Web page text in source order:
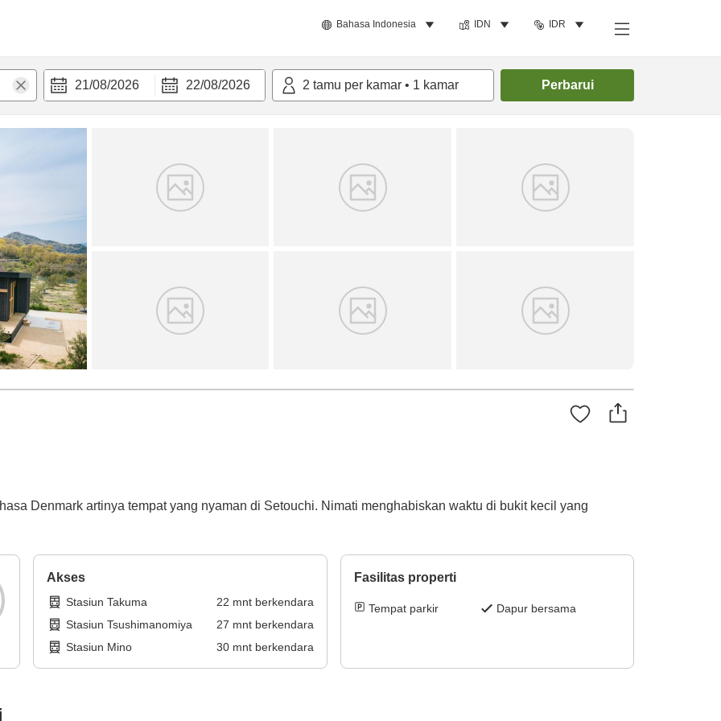
Bahasa Indonesia IDN IDR
21/08/2026 22/08/2026 2 tamu per kamar • 1 kamar Perbarui
Cari kamar
Denmark artinya tempat yang nyaman di Setouchi. Nimati menghabiskan waktu di bukit kecil yang
Akses
Stasiun Takuma 22 mnt berkendara
Stasiun Tsushimanomiya
27 mnt berkendara
Stasiun Mino
30mnt berkendara
Fasilitas properti
Tempat parkir Dapur bersama